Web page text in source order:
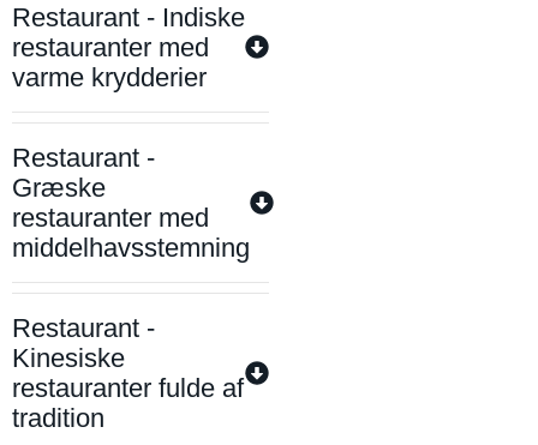
Restaurant - Indiske
restauranter med
varme krydderier
Restaurant -
Græske
restauranter med
middelhavsstemning
Restaurant -
Kinesiske
restauranter fulde af
tradition